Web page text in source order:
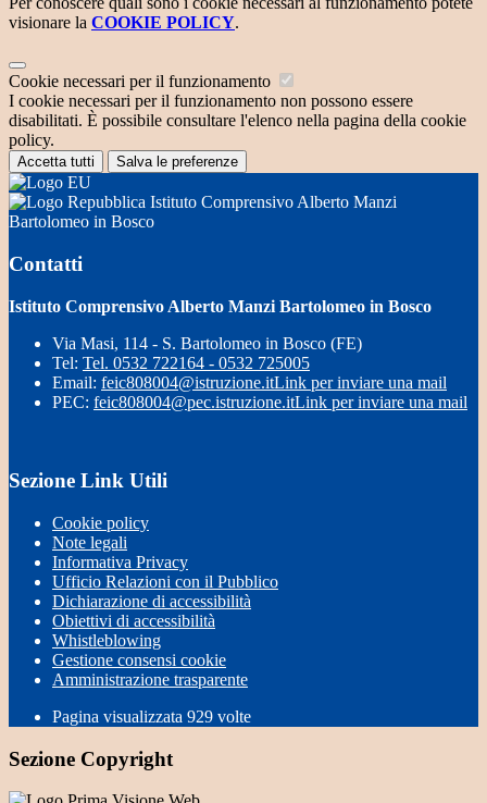
visionare la COOKIE POLICY.
Cookie necessari per il funzionamento
I cookie necessari per il funzionamento non possono essere
disabilitati. È possibile consultare l'elenco nella pagina della cookie
policy.
Accetta tutti Salva le preferenze
Istituto Comprensivo Alberto Manzi
Bartolomeo in Bosco
Contatti
Istituto Comprensivo Alberto Manzi Bartolomeo in Bosco
Via Masi, 114 - S. Bartolomeo in Bosco (FE)
Tel: Tel. 0532 722164 - 0532 725005
Email: feic808004@istruzione.itLink per inviare una mail
PEC: feic808004@pec.istruzione.itLink per inviare una mail
Sezione Link Utili
Cookie policy
Note legali
Informativa Privacy
Ufficio Relazioni con il Pubblico
Dichiarazione di accessibilità
Obiettivi di accessibilità
Whistleblowing
Gestione consensi cookie
Amministrazione trasparente
Pagina visualizzata 929 volte
Sezione Copyright